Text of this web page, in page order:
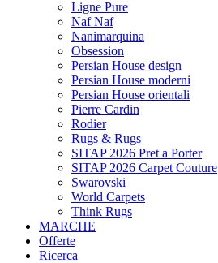
Ligne Pure
Naf Naf
Nanimarquina
Obsession
Persian House design
Persian House moderni
Persian House orientali
Pierre Cardin
Rodier
Rugs & Rugs
SITAP 2026 Pret a Porter
SITAP 2026 Carpet Couture
Swarovski
World Carpets
Think Rugs
MARCHE
Offerte
Ricerca